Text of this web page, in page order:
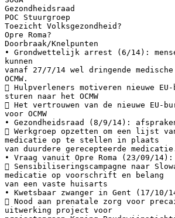
Gezondheidsraad
POC Stuurgroep
Toezicht Volksgezondheid?
Opre Roma?
Doorbraak/Knelpunten
• Grondwettelijk arrest (6/14):
kunnen
vanaf 27/7/14 wel dringende
OCMW.
 Hulpverleners motiveren nieuwe
sturen naar het OCMW
 Het vertrouwen van de nieuwe EU-
voor OCMW
• Gezondheidsraad (8/9/14):
 Werkgroep opzetten om een lijst
medicatie op te stellen in plaats
van duurdere gerecepteerde
• Vraag vanuit Opre Roma (23/09/14):
 Sensibiliseringscampagne naar
medicatie op voorschrift en belang
van een vaste huisarts
• Kwetsbaar zwanger in Gent (17/10/
 Nood aan prenatale zorg voor
uitwerking project voor